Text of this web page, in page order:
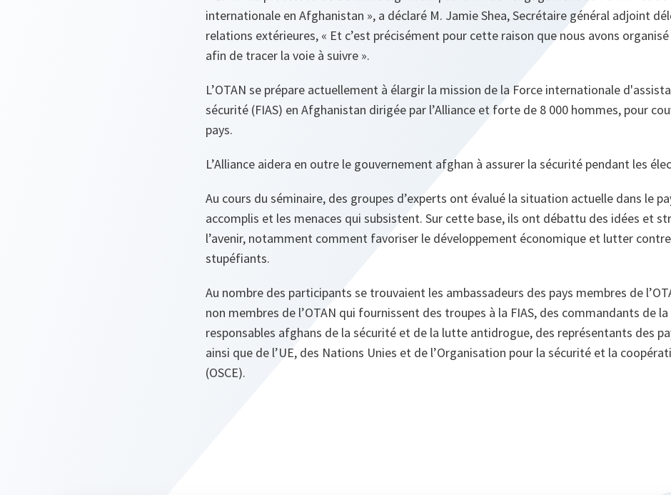
internationale en Afghanistan », a déclaré M. Jamie Shea, Secrétaire général adjoint
relations extérieures, « Et c’est précisément pour cette raison que nous avons
afin de tracer la voie à suivre ».
L’OTAN se prépare actuellement à élargir la mission de la Force internationale
sécurité (FIAS) en Afghanistan dirigée par l’Alliance et forte de 8 000 hommes, pour
pays.
L’Alliance aidera en outre le gouvernement afghan à assurer la sécurité pendant les
Au cours du séminaire, des groupes d’experts ont évalué la situation actuelle dans le
accomplis et les menaces qui subsistent. Sur cette base, ils ont débattu des idées et
l’avenir, notamment comment favoriser le développement économique et lutter
stupéfiants.
Au nombre des participants se trouvaient les ambassadeurs des pays membres de
non membres de l’OTAN qui fournissent des troupes à la FIAS, des commandants de la
responsables afghans de la sécurité et de la lutte antidrogue, des représentants des
ainsi que de l’UE, des Nations Unies et de l’Organisation pour la sécurité et la
(OSCE).